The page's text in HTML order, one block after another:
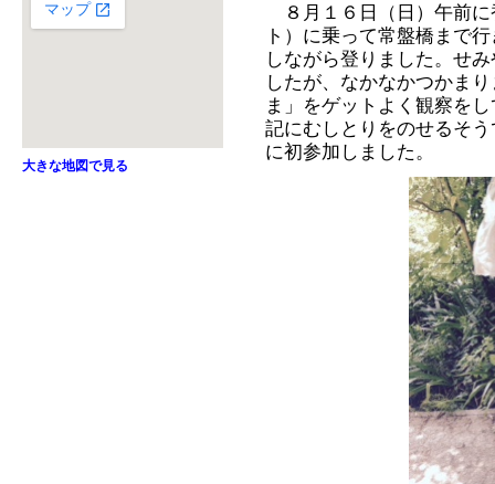
大きな地図で見る
８月１６日（日）午前に
ト）に乗って常盤橋まで
しながら登りました。せ
したが、なかなかつかま
ま」をゲットよく観察を
記にむしとりをのせるそ
に初参加しました。